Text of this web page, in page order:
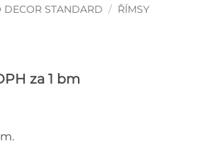
DECOR STANDARD / ŘÍMSY
za 1 bm